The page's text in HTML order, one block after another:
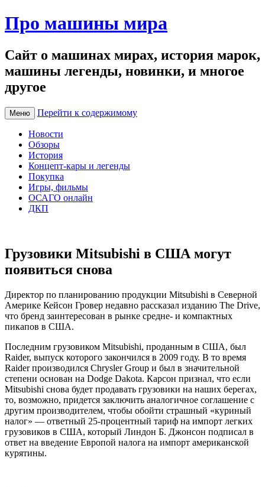
Про машины мира
Сайт о машинах мирах, история марок,
машины легенды, новинки, и многое
другое
Меню Перейти к содержимому
Новости
Обзоры
История
Концепт-кары и легенды
Покупка
Игры, фильмы
ОСАГО онлайн
ДКП
Грузовики Mitsubishi в США могут
появиться снова
Директор по планированию продукции Mitsubishi в Северной
Америке Кейсон Гровер недавно рассказал изданию The Drive,
что бренд заинтересован в рынке средне- и компактных
пикапов в США.
Последним грузовиком Mitsubishi, проданным в США, был
Raider, выпуск которого закончился в 2009 году. В то время
Raider производился Chrysler Group и был в значительной
степени основан на Dodge Dakota. Карсон признал, что если
Mitsubishi снова будет продавать грузовики на наших берегах,
то, возможно, придется заключить аналогичное соглашение с
другим производителем, чтобы обойти страшный «куриный
налог» — ответный 25-процентный тариф на импорт легких
грузовиков в США, который Линдон Б. Джонсон подписал в
ответ на введение Европой налога на импорт американской
курятины.